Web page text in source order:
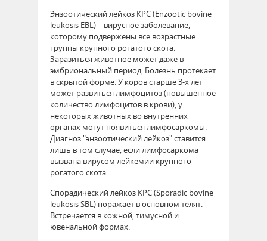
Энзоотический лейкоз КРС (Enzootic bovine
leukosis EBL) – вирусное заболевание,
которому подвержены все возрастные
группы крупного рогатого скота.
Заразиться животное может даже в
эмбриональный период. Болезнь протекает
в скрытой форме. У коров старше 3-х лет
может развиться лимфоцитоз (повышенное
количество лимфоцитов в крови), у
некоторых животных во внутренних
органах могут появиться лимфосаркомы.
Диагноз "энзоотический лейкоз" ставится
лишь в том случае, если лимфосаркома
вызвана вирусом лейкемии крупного
рогатого скота.
Спорадический лейкоз КРС (Sporadic bovine
leukosis SBL) поражает в основном телят.
Встречается в кожной, тимусной и
ювенальной формах.